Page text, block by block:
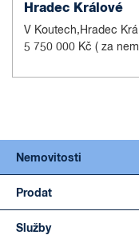
Hradec Králové
V Koutech,Hradec
5 750 000 Kč ( za
Nemovitosti
Prodat
Služby